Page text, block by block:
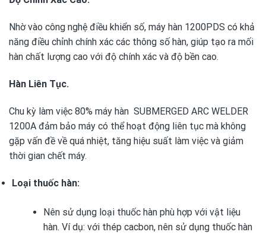
Nhờ vào công nghệ điều khiển số, máy hàn 1200PDS có khả
năng điều chỉnh chính xác các thông số hàn, giúp tạo ra mối
hàn chất lượng cao với độ chính xác và độ bền cao.
Hàn Liên Tục.
Chu kỳ làm việc 80% máy hàn SUBMERGED ARC WELDER
1200A đảm bảo máy có thể hoạt động liên tục mà không
gặp vấn đề về quá nhiệt, tăng hiệu suất làm việc và giảm
thời gian chết máy.
Loại thuốc hàn:
Nên sử dụng loại thuốc hàn phù hợp với vật liệu
hàn. Ví dụ: với thép cacbon, nên sử dụng thuốc hàn